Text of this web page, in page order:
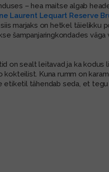
– hea maitse algab
Laurent Lequart Reserve
marjaks on hetkel täielikku
šampanjaringkondades
on sealt leitavad ja ka kodus
Kuna rumm on
etiketil tähendab seda, et